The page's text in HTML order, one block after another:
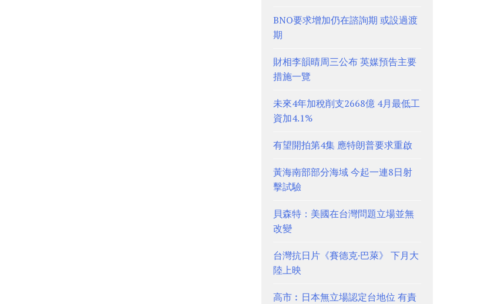
BNO要求增加仍在諮詢期 或設過渡
期
財相李韻晴周三公布 英媒預告主要
措施一覽
未來4年加稅削支2668億 4月最低工
資加4.1%
有望開拍第4集 應特朗普要求重啟
黃海南部部分海域 今起一連8日射
擊試驗
貝森特：美國在台灣問題立場並無
改變
台灣抗日片《賽德克·巴萊》 下月大
陸上映
高市︰日本無立場認定台地位 有責